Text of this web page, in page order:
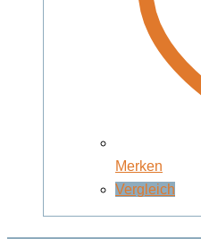
Merken
Vergleich